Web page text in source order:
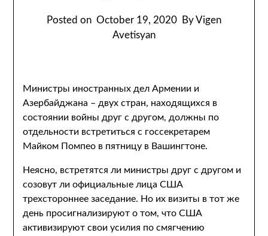
Posted on October 19, 2020
By Vigen
Avetisyan
Министры иностранных дел Армении и
Азербайджана – двух стран, находящихся в
состоянии войны друг с другом, должны по
отдельности встретиться с госсекретарем
Майком Помпео в пятницу в Вашингтоне.
Неясно, встретятся ли министры друг с другом и
созовут ли официальные лица США
трехстороннее заседание. Но их визиты в тот же
день просигнализируют о том, что США
активизируют свои усилия по смягчению